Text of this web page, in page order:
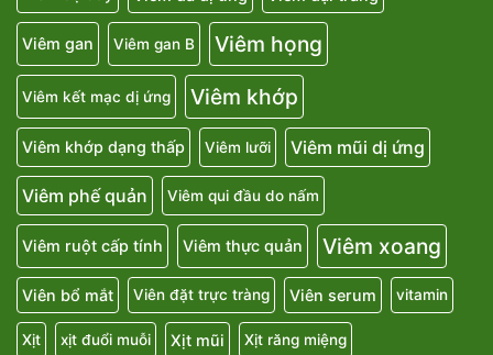
Viêm dạ dày Viêm da dị ứng Viêm đại tràng
Viêm gan Viêm gan B Viêm họng
Viêm kết mạc dị ứng Viêm khớp
Viêm khớp dạng thấp Viêm lưỡi Viêm mũi dị ứng
Viêm phế quản Viêm qui đầu do nấm
Viêm ruột cấp tính Viêm thực quản Viêm xoang
Viên bổ mắt Viên đặt trực tràng Viên serum